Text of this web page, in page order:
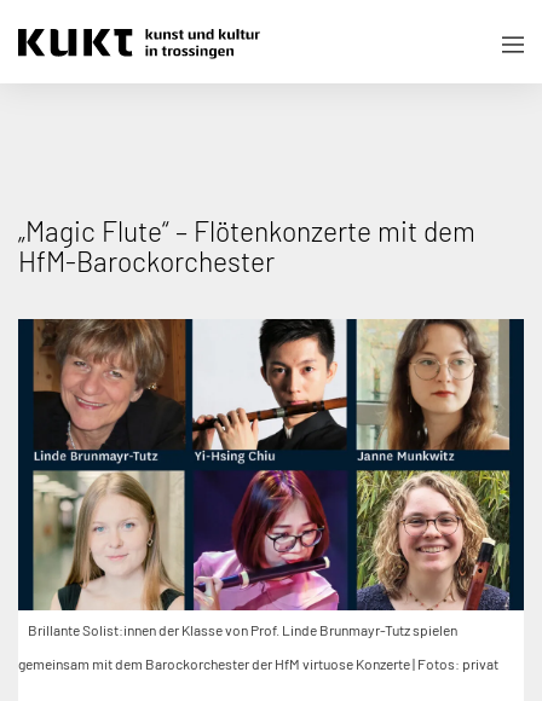
„Magic Flute“ – Flötenkonzerte mit dem
HfM-Barockorchester
Brillante Solist:innen der Klasse von Prof. Linde Brunmayr-Tutz spielen
gemeinsam mit dem Barockorchester der HfM virtuose Konzerte | Fotos: privat